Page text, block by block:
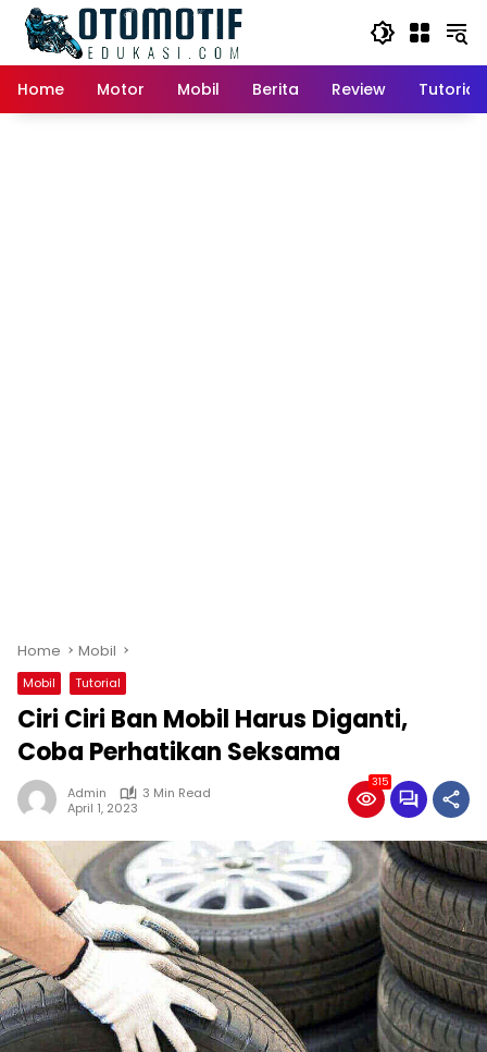
content
Home
Motor Mobil Berita Review Tutorial
Home Mobil
Mobil Tutorial
Ciri Ciri Ban Mobil Harus Diganti,
Coba Perhatikan Seksama
Admin
3 Min Read
April 1, 2023
315